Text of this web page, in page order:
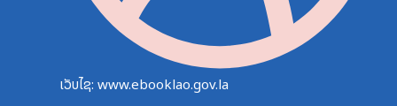
ເວັບໄຊ: www.ebooklao.gov.la